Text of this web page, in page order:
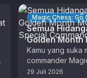
Magic Chess: Go
Semua
Golden Month
Skin Special
Kamu yang suka
commander
musim kelima kali
29 Juli 2026